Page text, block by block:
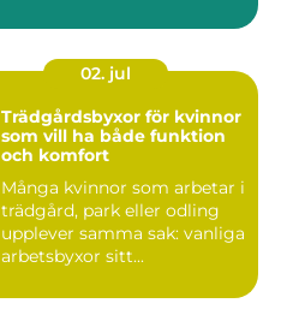
02. jul
Trädgårdsbyxor för kvinnor
som vill ha både funktion
och komfort
Många kvinnor som arbetar i
trädgård, park eller odling
upplever samma sak: vanliga
arbetsbyxor sitt...